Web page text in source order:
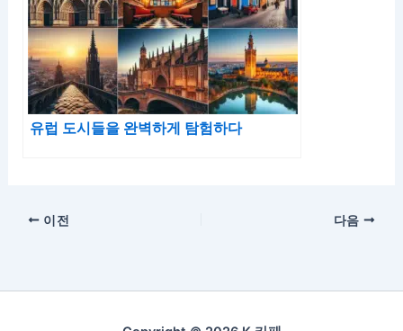
유럽 도시들을 완벽하게 탐험하다
이전 다음